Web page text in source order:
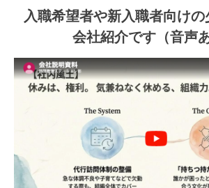
入職希望者や新入職者向け
会社紹介です（音声あ